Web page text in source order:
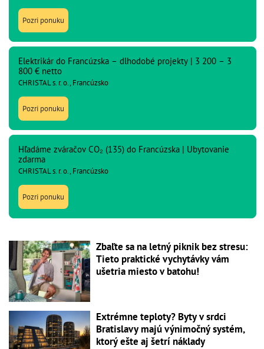
Pozri ponuku
Elektrikár do Francúzska – dlhodobé projekty | 3 200 – 3
800 € netto
CHRISTAL s. r. o., Francúzsko
Pozri ponuku
Hľadáme zváračov CO₂ (135) do Francúzska | Ubytovanie
zdarma
CHRISTAL s. r. o., Francúzsko
Pozri ponuku
Zbaľte sa na letný piknik bez stresu:
Tieto praktické vychytávky vám
ušetria miesto v batohu!
Extrémne teploty? Byty v srdci
Bratislavy majú výnimočný systém,
ktorý ešte aj šetrí náklady